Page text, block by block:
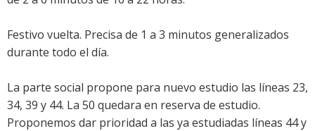
Festivo vuelta. Precisa de 1 a 3 minutos generalizados
durante todo el día.
La parte social propone para nuevo estudio las líneas 23,
34, 39 y 44. La 50 quedara en reserva de estudio.
Proponemos dar prioridad a las ya estudiadas líneas 44 y